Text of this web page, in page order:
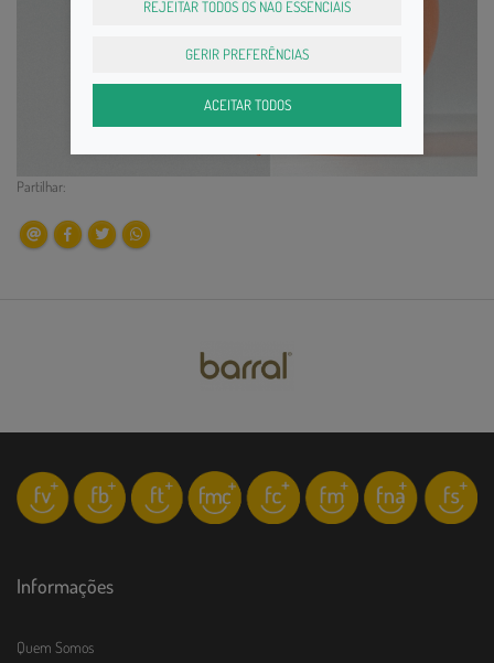
Partilhar:
Informações
Quem Somos
REJEITAR TODOS OS NÃO ESSENCIAIS
GERIR PREFERÊNCIAS
ACEITAR TODOS